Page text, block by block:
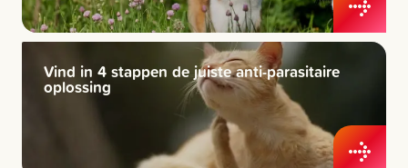
Vind in 4 stappen de juiste anti-parasitaire
oplossing